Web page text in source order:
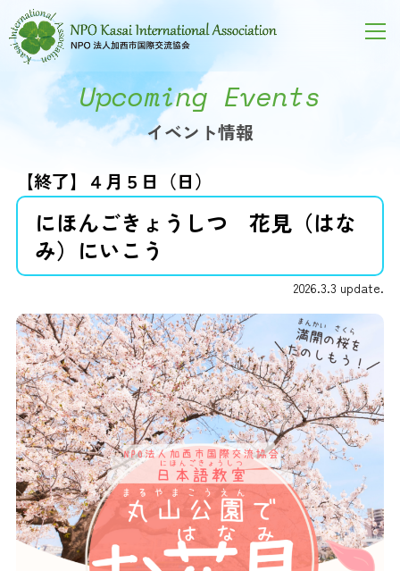
Upcoming Events
イベント情報
【終了】４月５日（日）
にほんごきょうしつ 花見（はな
み）にいこう
2026.3.3 update.